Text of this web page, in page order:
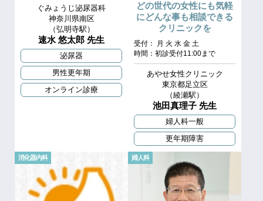
ぐみょうじ泌尿器科
神奈川県南区
（弘明寺駅）
速水 悠太郎 先生
泌尿器
男性更年期
オンライン診療
どの世代の女性にも気軽
にどんな事も相談できる
クリニックを
受付： 月 火 水 金 土
時間：初診受付11:00まで
あやせ女性クリニック
東京都足立区
（綾瀬駅）
池田真理子 先生
婦人科一般
更年期障害
消化器内科 婦人科